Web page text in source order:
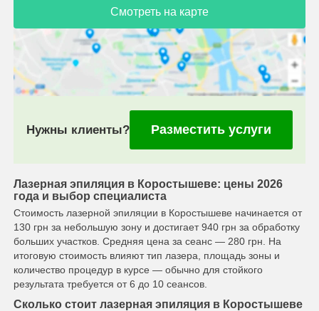
Смотреть на карте
Нужны клиенты? Разместить услуги
Лазерная эпиляция в Коростышеве: цены 2026
года и выбор специалиста
Стоимость лазерной эпиляции в Коростышеве начинается от
130 грн за небольшую зону и достигает 940 грн за обработку
больших участков. Средняя цена за сеанс — 280 грн. На
итоговую стоимость влияют тип лазера, площадь зоны и
количество процедур в курсе — обычно для стойкого
результата требуется от 6 до 10 сеансов.
Сколько стоит лазерная эпиляция в Коростышеве